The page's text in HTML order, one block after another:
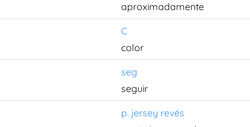
aproximadamente
C
color
seg
seguir
p. jersey revés